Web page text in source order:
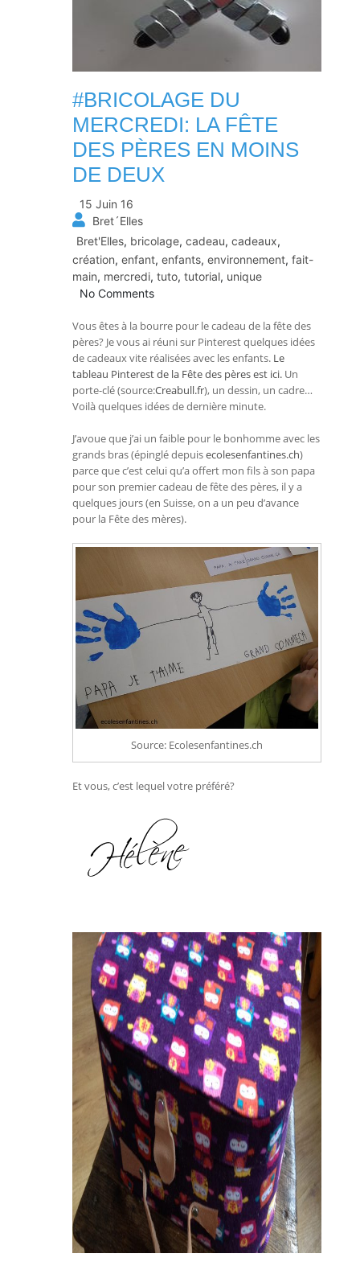
#BRICOLAGE DU
MERCREDI: LA FÊTE
DES PÈRES EN MOINS
DE DEUX
15 Juin 16
Bret´Elles
Bret'Elles, bricolage, cadeau, cadeaux,
création, enfant, enfants, environnement, fait-
main, mercredi, tuto, tutorial, unique
No Comments
Vous êtes à la bourre pour le cadeau de la fête des
pères? Je vous ai réuni sur Pinterest quelques idées
de cadeaux vite réalisées avec les enfants. Le
tableau Pinterest de la Fête des pères est ici. Un
porte-clé (source:Creabull.fr), un dessin, un cadre…
Voilà quelques idées de dernière minute.
J’avoue que j’ai un faible pour le bonhomme avec les
grands bras (épinglé depuisecolesenfantines.ch)
parce que c’est celui qu’a offert mon fils à son papa
pour son premier cadeau de fête des pères, il y a
quelques jours (en Suisse, on a un peu d’avance
pour la Fête des mères).
Source: Ecolesenfantines.ch
Et vous, c’est lequel votre préféré?